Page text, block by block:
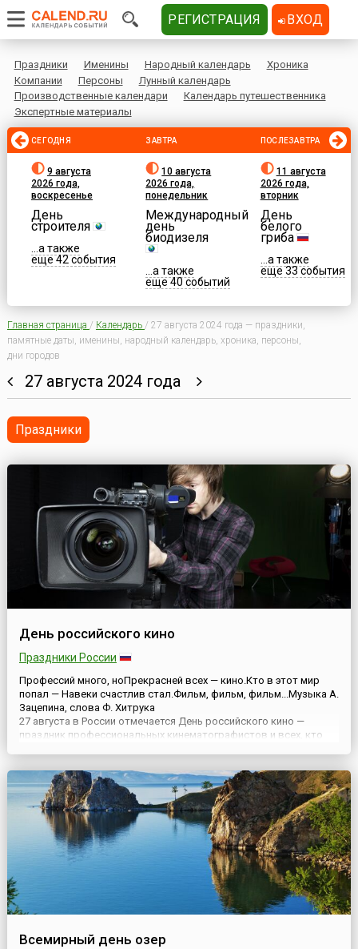
Праздники Именины Народный календарь
Хроника
Компании
Персоны
Лунный календарь
Производственные календари
Календарь путешественника
Экспертные материалы
СЕГОДНЯ
9 августа
2026 года,
воскресенье
День
строителя
...а также
еще 42 события
ЗАВТРА
10 августа
2026 года,
понедельник
Международный
день
биодизеля
...а также
еще 40 событий
ПОСЛЕЗАВТРА
11 августа
2026 года,
вторник
День
белого
гриба
...а также
еще 33 события
Главная страница / Календарь / 27 августа 2024 года — праздники,
памятные даты, именины, народный календарь, хроника, персоны,
дни городов
27 августа 2024 года
Праздники
День российского кино
Праздники России
Профессий много, ноПрекрасней всех — кино.Кто в этот мир
попал — Навеки счастлив стал.Фильм, фильм, фильм...Музыка А.
Зацепина, слова Ф. Хитрука
27 августа в России отмечается День российского кино —
праздник профессиональных кинематографистов и всех, кто
1980 г...
Всемирный день озер
РЕГИСТРАЦИЯ ВХОД